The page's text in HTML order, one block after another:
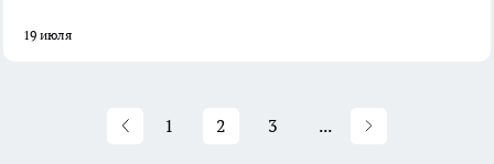
19 июля
1 2 3 ...